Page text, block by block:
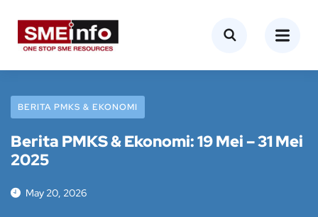
BERITA PMKS & EKONOMI
Berita PMKS & Ekonomi: 19 Mei – 31 Mei
2025
May 20, 2026